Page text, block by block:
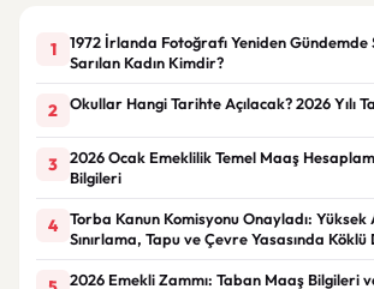
1
1972 İrlanda Fotoğrafı Yeniden Gündemde
Sarılan Kadın Kimdir?
2 Okullar Hangi Tarihte Açılacak? 2026 Yılı
3
2026 Ocak Emeklilik Temel Maaş
Bilgileri
4
Torba Kanun Komisyonu Onayladı:
Sınırlama, Tapu ve Çevre Yasasında
2026 Emekli Zammı: Taban Maaş Bilgileri